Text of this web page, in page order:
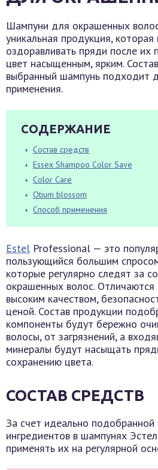
Шампуни для окрашенных
уникальная продукция, которая
оздоравливать пряди после их
цвет насыщенным, ярким.
выбранный шампунь подходит
применения.
СОДЕРЖАНИЕ
Состав средств
Essex Shampoo Color Save
Color Care
Otium blossom
Способ применения
Estel Professional — это
пользующийся большим
которые регулярно следят за
окрашенных волос.
высоким качеством,
ценой. Состав продукции
компоненты будут бережно
волосы, от загрязнений, а
минералы будут насыщать
сохранению цвета.
СОСТАВ СРЕДСТВ
За счет идеально подобранной
ингредиентов в шампунях
применять их на регулярной